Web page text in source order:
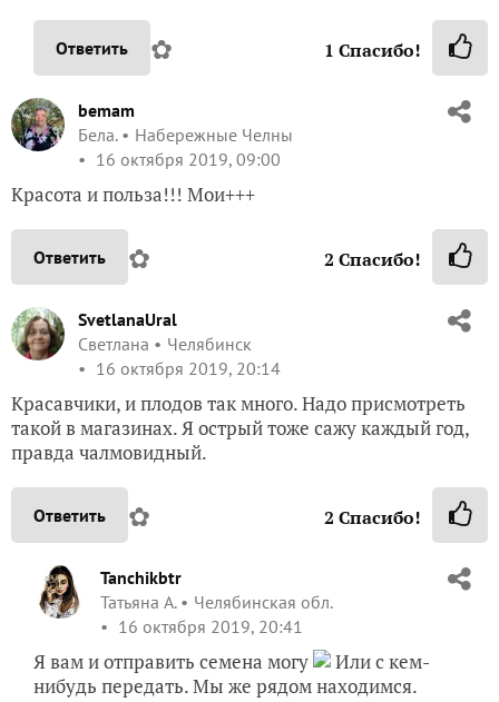
Ответить ✿ 1 Спасибо!
bemam
Бела.
Набережные Челны
16 октября 2019, 09:00
Красота и польза!!! Мои+++
Ответить ✿ 2 Спасибо!
SvetlanaUral
Светлана
Челябинск
16 октября 2019, 20:14
Красавчики, и плодов так много. Надо присмотреть
такой в магазинах. Я острый тоже сажу каждый год,
правда чалмовидный.
Ответить ✿ 2 Спасибо!
Tanchikbtr
Татьяна А.
Челябинская обл.
16 октября 2019, 20:41
Я вам и отправить семена могу
Или с кем-
нибудь передать. Мы же рядом находимся.